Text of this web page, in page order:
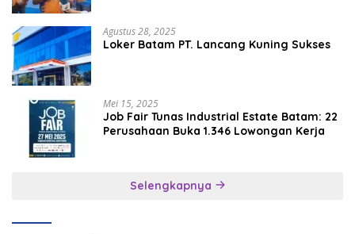
Agustus 28, 2025
Loker Batam PT. Lancang Kuning Sukses
Mei 15, 2025
Job Fair Tunas Industrial Estate Batam: 22
Perusahaan Buka 1.346 Lowongan Kerja
Selengkapnya